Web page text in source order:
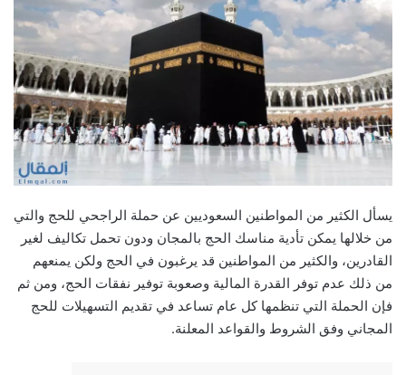
يسأل الكثير من المواطنين السعوديين عن حملة الراجحي للحج والتي
من خلالها يمكن تأدية مناسك الحج بالمجان ودون تحمل تكاليف لغير
القادرين، والكثير من المواطنين قد يرغبون في الحج ولكن يمنعهم
من ذلك عدم توفر القدرة المالية وصعوبة توفير نفقات الحج، ومن ثم
فإن الحملة التي تنظمها كل عام تساعد في تقديم التسهيلات للحج
المجاني وفق الشروط والقواعد المعلنة.